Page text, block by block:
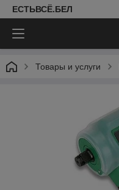
ЕСТЬВСЁ.БЕЛ
Товары и услуги